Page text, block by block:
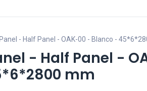
- Half Panel - OAK-00 - Blanco -
- Half Panel -
mm